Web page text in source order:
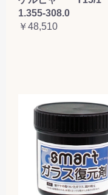
1.355-308.0
￥48,510